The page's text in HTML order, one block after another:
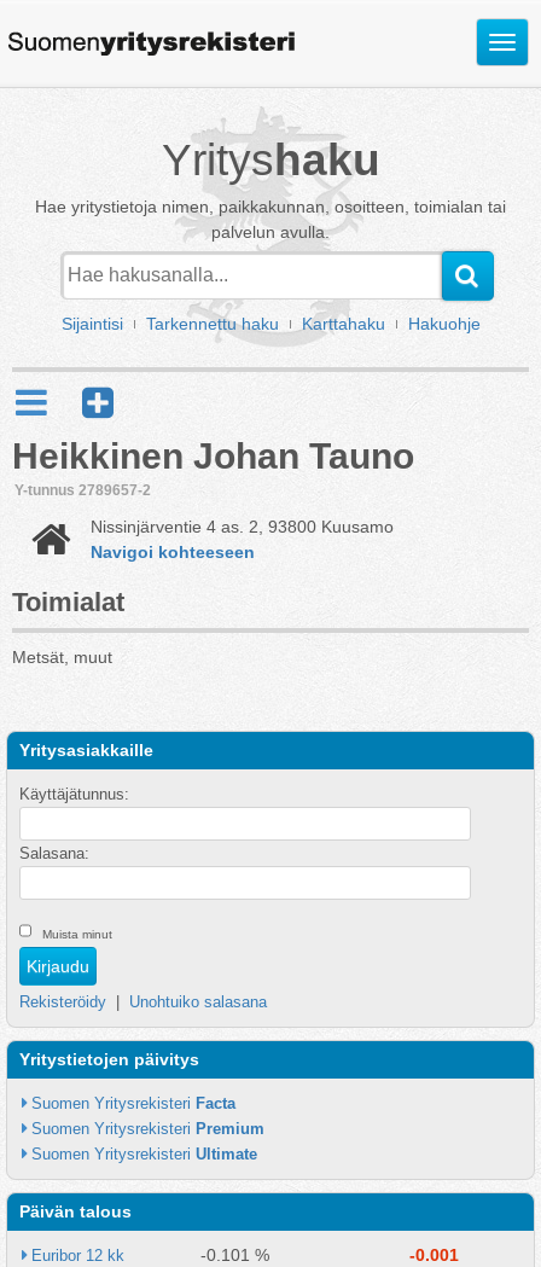
Avaa
Yrityshaku
Hae yritystietoja nimen, paikkakunnan, osoitteen, toimialan tai
palvelun avulla.
Sijaintisi Tarkennettu haku Karttahaku Hakuohje
Heikkinen Johan Tauno
Y-tunnus 2789657-2
Nissinjärventie 4 as. 2, 93800 Kuusamo
Navigoi kohteeseen
Toimialat
Metsät, muut
Yritysasiakkaille
Käyttäjätunnus:
Salasana:
Muista minut
Rekisteröidy Unohtuiko salasana
Yritystietojen päivitys
Suomen Yritysrekisteri Facta
Suomen Yritysrekisteri Premium
Suomen Yritysrekisteri Ultimate
Päivän talous
Euribor 12 kk -0.101 % -0.001